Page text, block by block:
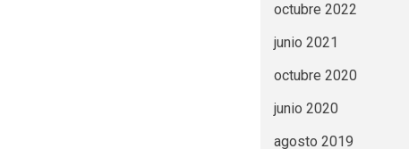
octubre 2022
junio 2021
octubre 2020
junio 2020
agosto 2019